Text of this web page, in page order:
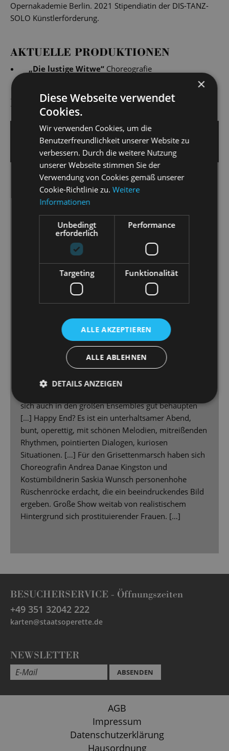
Opernakademie Berlin. 2021 Stipendiatin der DIS-TANZ-
SOLO Künstlerförderung.
AKTUELLE PRODUKTIONEN
„Die lustige Witwe“ Choreografie
PRESSESTIMMEN
9. März 2026 | Jens Daniel Schubert
SÄCHSISCHE ZEITUNG
Quietschbunte „Lustige Witwe“ anstatt
zeitgemäßer Singspiel-Analyse in der
Staatsoperette Dresden
Farbenreiche Operette, gute Unterhaltung: „Die Lustige
Witwe“ ist zurück in der Staatsoperette
[…] Kapellmeister Christian Garbosnik ist mit dem
Orchester der Staatsoperette bei Lehár ganz in
seinem Element. Das klingt wie erwartet, da stimmen
die Tempi, da bleibt zusammen, was
Regisseurin Katja Wolff macht ihrem Ruf als
Operettenspezialistin alle Ehre. Sie wirft die allzu
tiefgründigen Überlegungen in kühnem Schwung
über Bord. […]Christina Maria Fercher als Hanna ist
ein Gegenentwurf zu den Partymäusen der übrigen
Gesellschaft. […] Sie wird mit klarer und schöner
sich auch in den großen Ensembles gut behaupten
[…] Happy End? Es ist ein unterhaltsamer Abend,
bunt, operettig, mit schönen Melodien, mitreißenden
Rhythmen, pointierten Dialogen, kuriosen
Situationen. […] Für den Grisettenmarsch haben sich
Choreografin Andrea Danae Kingston und
Kostümbildnerin Saskia Wunsch personenhohe
Rüschenröcke erdacht, die ein beeindruckendes Bild
ergeben. Große Show weitab von realistischem
Hintergrund sich prostituierender Frauen. […]
BESUCHERSERVICE - Öffnungszeiten
+49 351 32042 222
karten@staatsoperette.de
NEWSLETTER
ABSENDEN
AGB
Impressum
Datenschutzerklärung
Hausordnung
×
Diese Webseite verwendet
Cookies.
Wir verwenden Cookies, um die
Benutzerfreundlichkeit unserer Website zu
verbessern. Durch die weitere Nutzung
unserer Webseite stimmen Sie der
Verwendung von Cookies gemäß unserer
Cookie-Richtlinie zu.Weitere
Informationen
Unbedingt
erforderlich
Performance
Targeting Funktionalität
ALLE AKZEPTIEREN
ALLE ABLEHNEN
DETAILS ANZEIGEN